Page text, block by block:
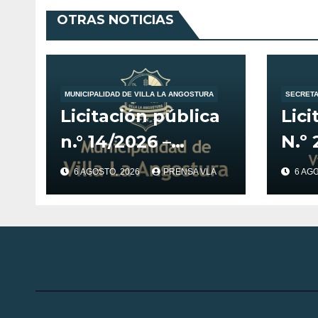
OTRAS NOTICIAS
MUNICIPALIDAD DE VILLA LA ANGOSTURA
Licitación pública
n.° 14/2026 –
Primer llamado
para la adquisición
6 AGOSTO, 2026 PRENSA VLA
N.º
6